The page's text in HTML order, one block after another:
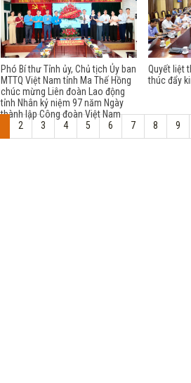
Phó Bí thư Tỉnh ủy, Chủ tịch Ủy ban
MTTQ Việt Nam tỉnh Ma Thế Hồng
chúc mừng Liên đoàn Lao động
tỉnh Nhân kỷ niệm 97 năm Ngày
thành lập Công đoàn Việt Nam
Quyết liệt
thúc đẩy
2 3 4 5 6 7 8 9